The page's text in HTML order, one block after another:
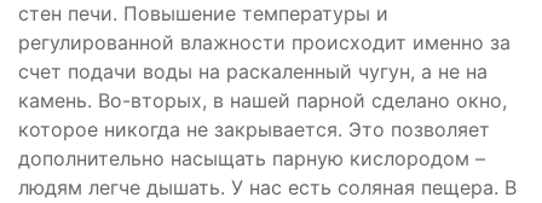
стен печи. Повышение температуры и
регулированной влажности происходит именно за
счет подачи воды на раскаленный чугун, а не на
камень. Во-вторых, в нашей парной сделано окно,
которое никогда не закрывается. Это позволяет
дополнительно насыщать парную кислородом –
людям легче дышать. У нас есть соляная пещера. В